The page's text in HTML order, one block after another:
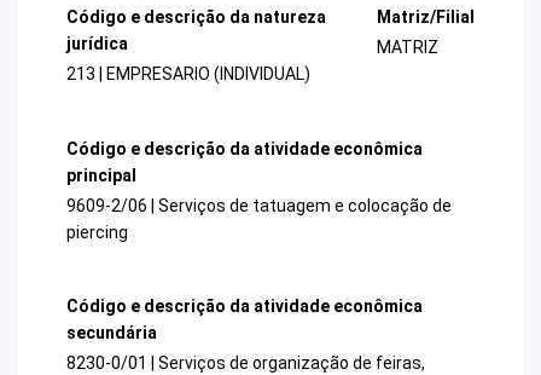
Código e descrição da natureza
jurídica
213 | EMPRESARIO (INDIVIDUAL)
Matriz/Filial
MATRIZ
Código e descrição da atividade econômica
principal
9609-2/06 | Serviços de tatuagem e colocação de
piercing
Código e descrição da atividade econômica
secundária
8230-0/01 | Serviços de organização de feiras,